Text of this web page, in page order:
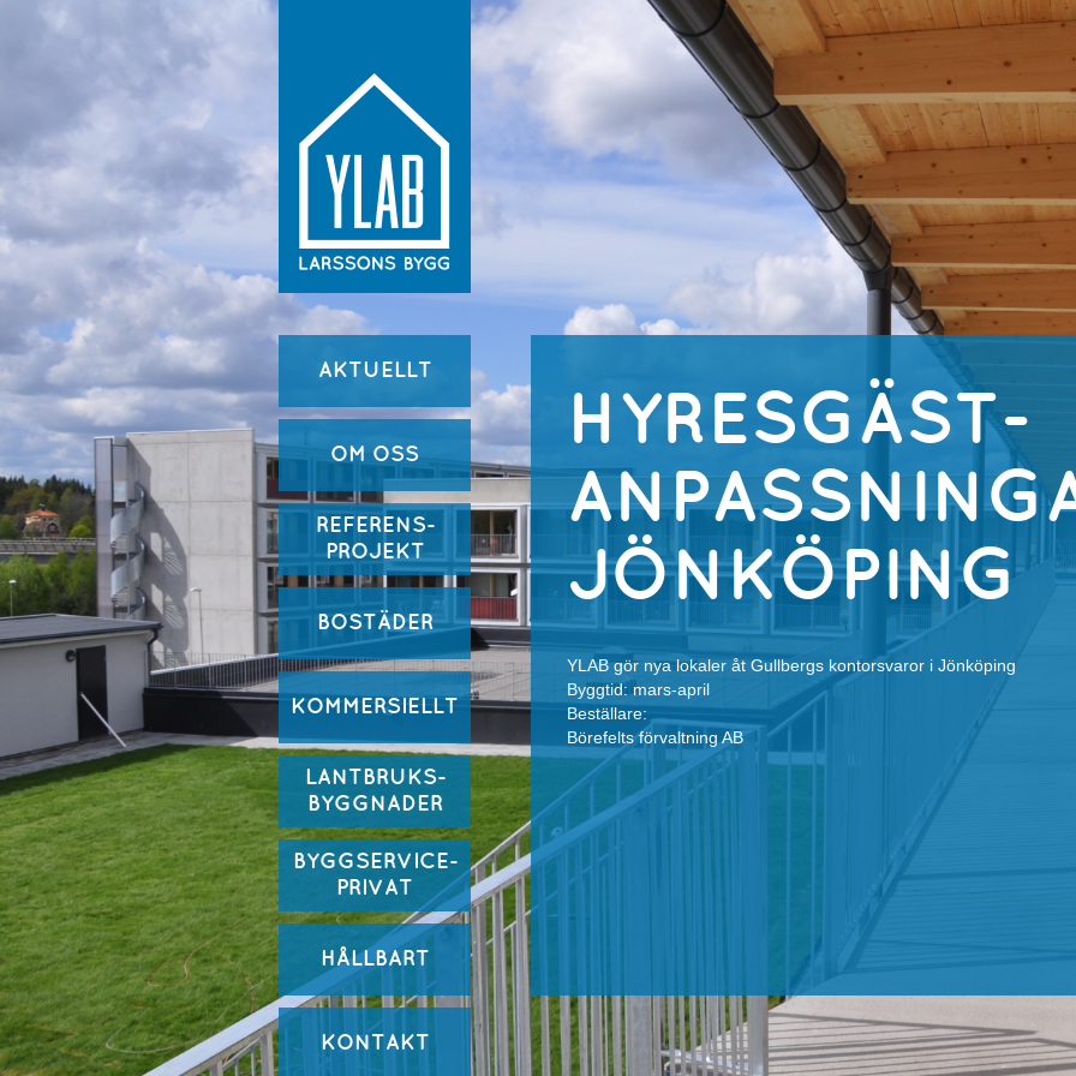
AKTUELLT
OM OSS
REFERENS-
PROJEKT
BOSTÄDER
KOMMERSIELLT
LANTBRUKS-
BYGGNADER
BYGGSERVICE-
PRIVAT
HÅLLBART
KONTAKT
HYRESGÄST-
JÖNKÖPING
YLAB gör nya lokaler åt Gullbergs kontorsvaror i Jönköping
Byggtid: mars-april
Beställare:
Börefelts förvaltning AB